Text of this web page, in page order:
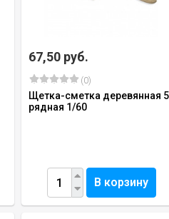
67,50 руб.
(0)
Щетка-сметка деревянная
рядная 1/60
В корзину